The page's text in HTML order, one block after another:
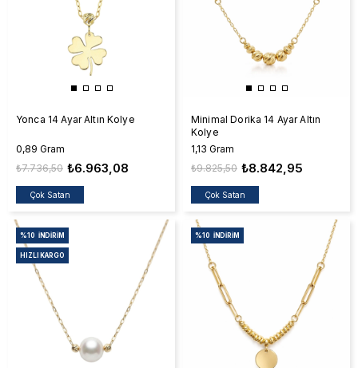
Yonca 14 Ayar Altın Kolye
0,89 Gram
₺6.963,08
₺7.736,50
Çok Satan
Minimal Dorika 14 Ayar Altın
Kolye
1,13 Gram
₺8.842,95
₺9.825,50
Çok Satan
%10 İNDIRIM
HIZLI KARGO
%10 İNDIRIM